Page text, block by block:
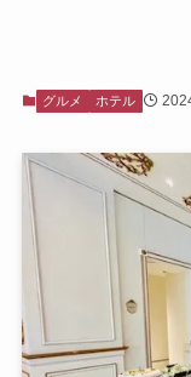
グルメ ホテル